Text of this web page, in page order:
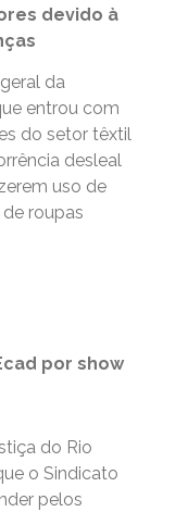
devido à
da
entrou com
do setor têxtil
desleal
uso de
roupas
por show
do Rio
o Sindicato
pelos